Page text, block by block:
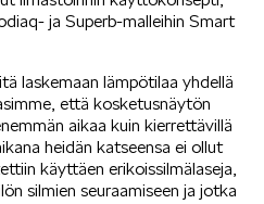
ja Superb-malleihin Smart
laskemaan lämpötilaa yhdellä
että kosketusnäytön
aikaa kuin kierrettävillä
heidän katseensa ei ollut
käyttäen erikoissilmälaseja,
silmien seuraamiseen ja jotka